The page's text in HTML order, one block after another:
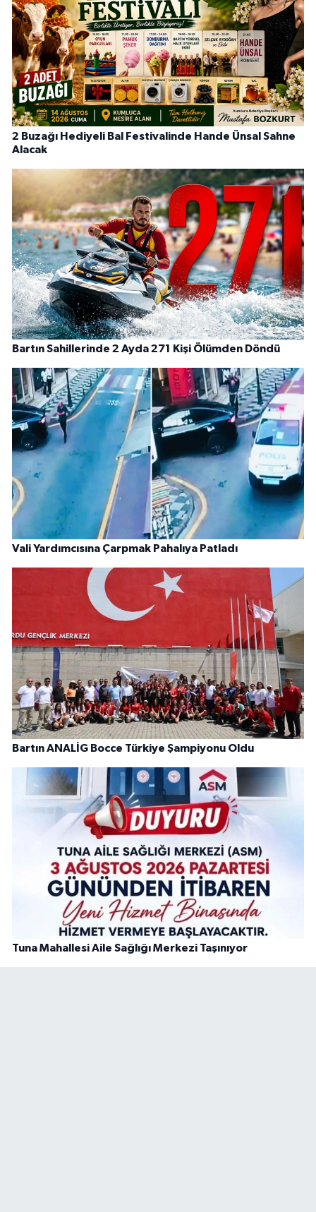
2 Buzağı Hediyeli Bal Festivalinde Hande Ünsal Sahne
Alacak
Bartın Sahillerinde 2 Ayda 271 Kişi Ölümden Döndü
Vali Yardımcısına Çarpmak Pahalıya Patladı
Bartın ANALİG Bocce Türkiye Şampiyonu Oldu
Tuna Mahallesi Aile Sağlığı Merkezi Taşınıyor